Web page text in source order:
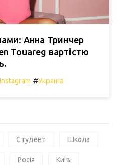
Анна Тринчер
Touareg вартістю
Instagram #Україна
Студент Школа
Росія Київ